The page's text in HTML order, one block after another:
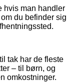
hvis man handler
du befinder sig
tak har de fleste
– til børn, og
omkostninger.